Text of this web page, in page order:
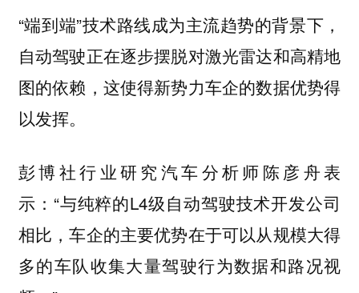
“端到端”技术路线成为主流趋势的背景下，
自动驾驶正在逐步摆脱对激光雷达和高精地
图的依赖，这使得新势力车企的数据优势得
以发挥。
彭博社行业研究汽车分析师陈彦舟表
示：“与纯粹的L4级自动驾驶技术开发公司
相比，车企的主要优势在于可以从规模大得
多的车队收集大量驾驶行为数据和路况视